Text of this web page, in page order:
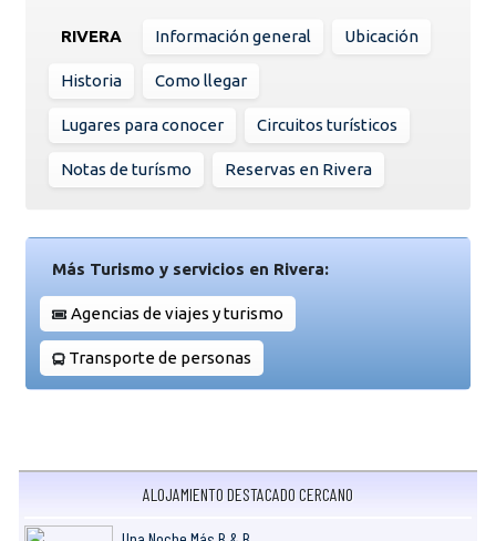
RIVERA Información general Ubicación
Historia Como llegar
Lugares para conocer Circuitos turísticos
Notas de turísmo Reservas en Rivera
Más Turismo y servicios en Rivera:
Agencias de viajes y turismo
Transporte de personas
ALOJAMIENTO DESTACADO CERCANO